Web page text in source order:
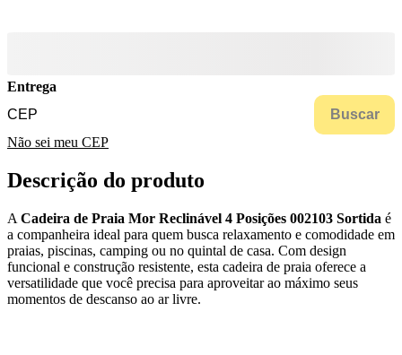
Entrega
Buscar
Não sei meu CEP
Descrição do produto
A Cadeira de Praia Mor Reclinável 4 Posições 002103 Sortida é
a companheira ideal para quem busca relaxamento e comodidade em
praias, piscinas, camping ou no quintal de casa. Com design
funcional e construção resistente, esta cadeira de praia oferece a
versatilidade que você precisa para aproveitar ao máximo seus
momentos de descanso ao ar livre.